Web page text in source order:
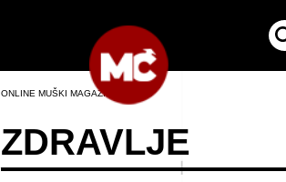
ONLINE MUŠKI MAGAZIN
ZDRAVLJE